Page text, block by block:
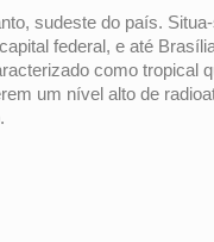
sudeste do país.
federal, e até
como tropical
um nível alto de